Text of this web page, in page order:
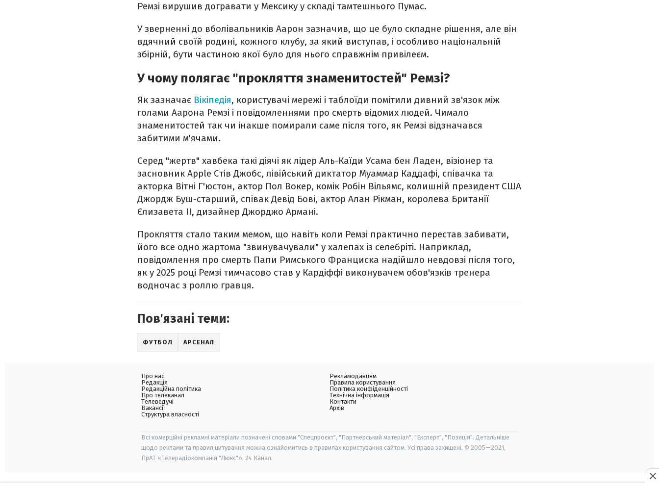
Ремзі вирушив догравати у Мексику у складі тамтешнього Пумас.
У зверненні до вболівальників Аарон зазначив, що це було складне рішення, але він
вдячний своїй родині, кожного клубу, за який виступав, і особливо національній
збірній, бути частиною якої було для нього справжнім привілеєм.
У чому полягає "прокляття знаменитостей" Ремзі?
Як зазначає Вікіпедія, користувачі мережі і таблоїди помітили дивний зв'язок між
голами Аарона Ремзі і повідомленнями про смерть відомих людей. Чимало
знаменитостей так чи інакше помирали саме після того, як Ремзі відзначався
забитими м'ячами.
Серед "жертв" хавбека такі діячі як лідер Аль-Каїди Усама бен Ладен, візіонер та
засновник Apple Стів Джобс, лівійський диктатор Муаммар Каддафі, співачка та
акторка Вітні Г'юстон, актор Пол Вокер, комік Робін Вільямс, колишній президент США
Джордж Буш-старший, співак Девід Бові, актор Алан Рікман, королева Британії
Єлизавета ІІ, дизайнер Джорджо Армані.
Прокляття стало таким мемом, що навіть коли Ремзі практично перестав забивати,
його все одно жартома "звинувачували" у халепах із селебріті. Наприклад,
повідомлення про смерть Папи Римського Франциска надійшло невдовзі після того,
як у 2025 році Ремзі тимчасово став у Кардіффі виконувачем обов'язків тренера
водночас з роллю гравця.
Пов'язані теми:
ФУТБОЛ АРСЕНАЛ
Про нас
Редакція
Редакційна політика
Про телеканал
Телеведучі
Вакансії
Структура власності
Рекламодавцям
Правила користування
Політика конфіденційності
Технічна інформація
Контакти
Архів
Всі комерційні рекламні матеріали позначені словами "Спецпроєкт", "Партнерський матеріал", "Експерт", "Позиція". Детальніше
щодо реклами та правил цитування можна ознайомитись в правилах користування сайтом. Усі права захищені. © 2005—2021,
ПрАТ «Телерадіокомпанія "Люкс"», 24 Канал.